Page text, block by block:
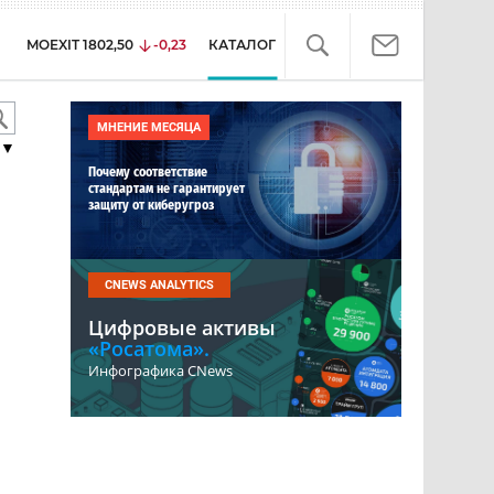
MOEXIT 1802,50 -0,23 КАТАЛОГ
МНЕНИЕ МЕСЯЦА
Почему соответствие
стандартам не гарантирует
защиту от киберугроз
CNEWS ANALYTICS
Цифровые активы
«Росатома».
Инфографика CNews